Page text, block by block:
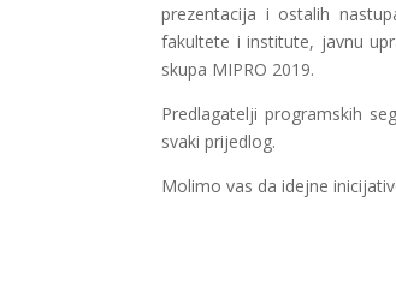
prezentacija i ostalih
fakultete i institute, javnu
skupa MIPRO 2019.
Predlagatelji programskih
svaki prijedlog.
Molimo vas da idejne